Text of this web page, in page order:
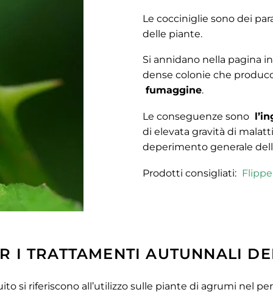
Le cocciniglie sono dei
delle piante.
Si annidano nella pagina
dense colonie che
fumaggine.
Le conseguenze sono
di elevata gravità di
deperimento generale
Prodotti consigliati:
I TRATTAMENTI AUTUNNALI
si riferiscono all’utilizzo sulle piante di agrumi nel